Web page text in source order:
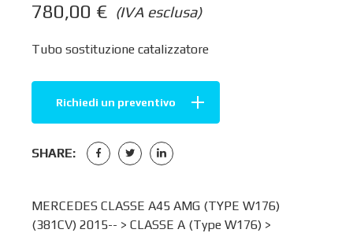
(IVA esclusa)
780,00 €
Tubo sostituzione catalizzatore
Richiedi un preventivo
SHARE:
MERCEDES CLASSE A45 AMG (TYPE W176)
(381CV) 2015-- > CLASSE A (Type W176) >